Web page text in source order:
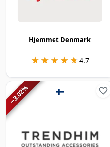
Hjemmet Denmark
★★★★★
★★★★★ 4.7
−
3.02
%